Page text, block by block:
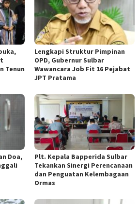
Tenun
Lengkapi Struktur Pimpinan
OPD, Gubernur Sulbar
Wawancara Job Fit 16 Pejabat
JPT Pratama
Doa,
Plt. Kepala Bapperida Sulbar
Tekankan Sinergi Perencanaan
dan Penguatan Kelembagaan
Ormas